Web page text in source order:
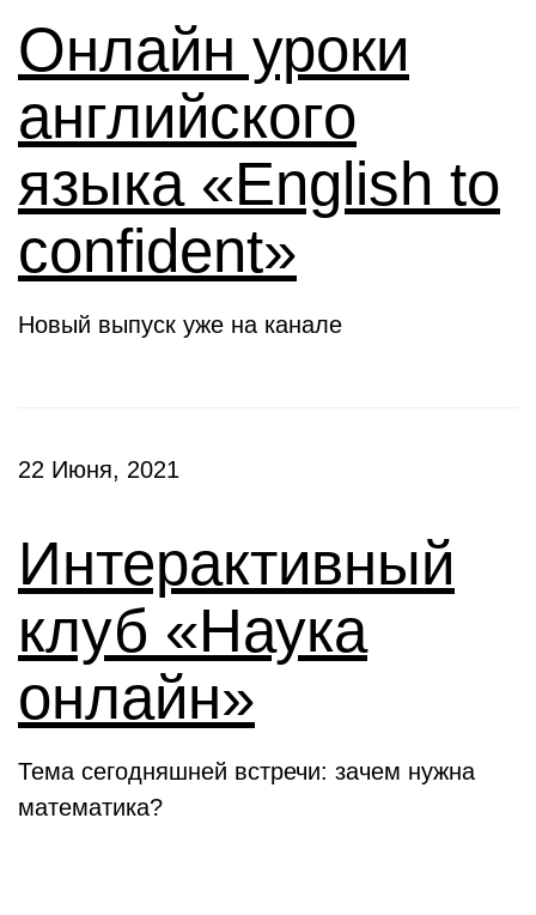
Онлайн уроки
английского
языка «English to
confident»
Новый выпуск уже на канале
22 Июня, 2021
Интерактивный
клуб «Наука
онлайн»
Тема сегодняшней встречи: зачем нужна
математика?